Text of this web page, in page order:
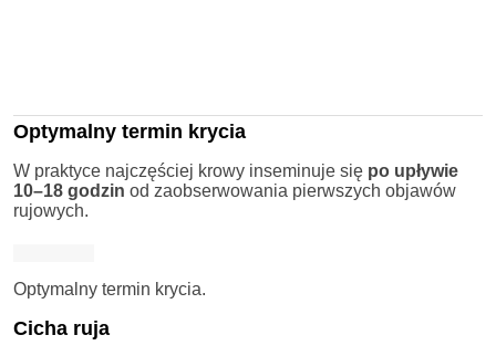
Optymalny termin krycia
W praktyce najczęściej krowy inseminuje się po upływie
10–18 godzin od zaobserwowania pierwszych objawów
rujowych.
Optymalny termin krycia.
Cicha ruja